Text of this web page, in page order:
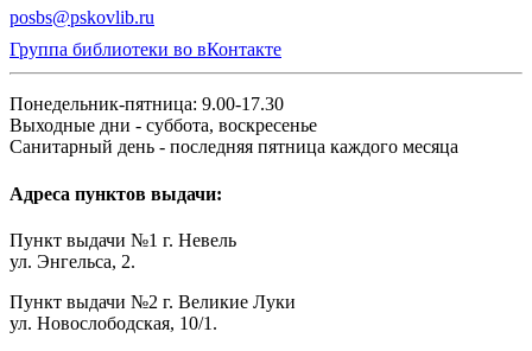
posbs@pskovlib.ru
Группа библиотеки во вКонтакте
Понедельник-пятница: 9.00-17.30
Выходные дни - суббота, воскресенье
Санитарный день - последняя пятница каждого месяца
Адреса пунктов выдачи:
Пункт выдачи №1 г. Невель
ул. Энгельса, 2.
Пункт выдачи №2 г. Великие Луки
ул. Новослободская, 10/1.